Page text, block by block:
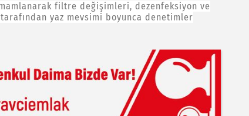
filtre değişimleri, dezenfeksiyon ve
yaz mevsimi boyunca denetimler